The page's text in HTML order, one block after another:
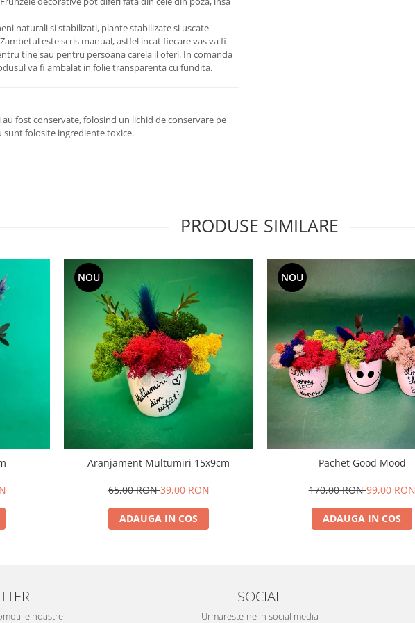
naturali si stabilizati, plante stabilizate si uscate
este scris manual, astfel incat fiecare vas va fi
tine sau pentru persoana careia il oferi. In comanda
va fi ambalat in folie transparenta cu fundita.
fost conservate, folosind un lichid de conservare pe
sunt folosite ingrediente toxice.
PRODUSE SIMILARE
NOU
Aranjament Multumiri 15x9cm
65,00 RON39,00 RON
ADAUGA IN COS
NOU
Pachet Good Mood
170,00 RON99,00 RON
ADAUGA IN COS
noastre
SOCIAL
Urmareste-ne in social media